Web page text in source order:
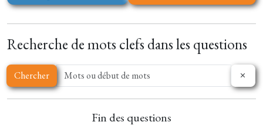
Recherche de mots clefs dans les questions
Chercher
Fin des questions